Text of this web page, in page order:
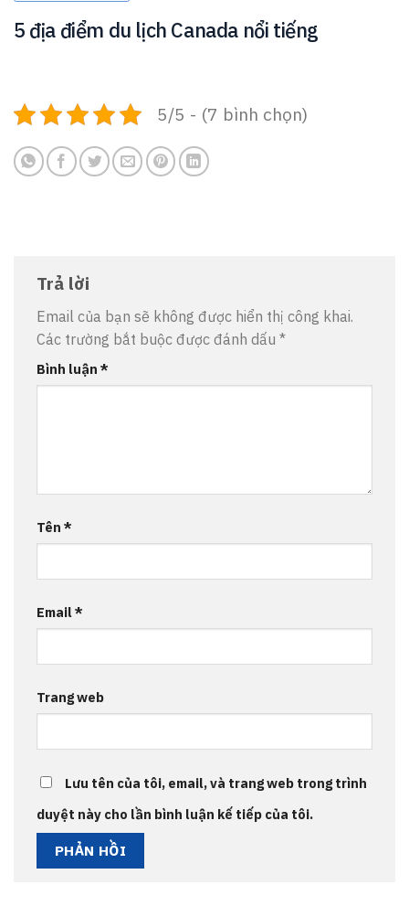
5 địa điểm du lịch Canada nổi tiếng
5/5 - (7 bình chọn)
Trả lời
Email của bạn sẽ không được hiển thị công khai.
Các trường bắt buộc được đánh dấu *
Bình luận *
Tên *
Email*
Trang web
Lưu tên của tôi, email, và trang web trong trình
duyệt này cho lần bình luận kế tiếp của tôi.